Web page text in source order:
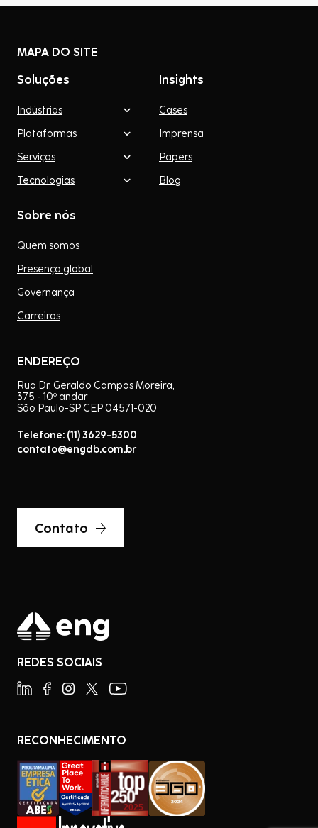
MAPA DO SITE
Soluções
Indústrias
Plataformas
Serviços
Tecnologias
Insights
Cases
Imprensa
Papers
Blog
Sobre nós
Quem somos
Presença global
Governança
Carreiras
ENDEREÇO
Rua Dr. Geraldo Campos Moreira,
375 - 10º andar
São Paulo-SP CEP 04571-020
Telefone: (11) 3629-5300
contato@engdb.com.br
Contato
REDES SOCIAIS
RECONHECIMENTO